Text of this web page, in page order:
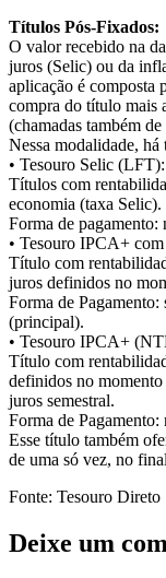
Títulos Pós-Fixados:
O valor recebido na
juros (Selic) ou da
aplicação é composta
compra do título mais
(chamadas também
Nessa modalidade,
• Tesouro Selic (LFT):
Títulos com
economia (taxa Selic).
Forma de pagamento:
• Tesouro IPCA+
Título com
juros definidos no
Forma de
(principal).
• Tesouro IPCA+
Título com
definidos no
juros semestral.
Forma de
Esse título também
de uma só vez, no
Fonte: Tesouro Direto
Deixe um